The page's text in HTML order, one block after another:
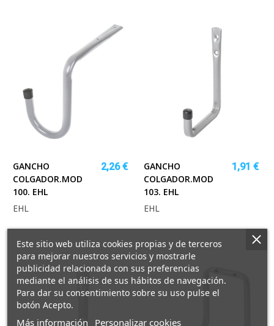
GANCHO
COLGADOR.MOD
100. EHL
2,26 €
EHL
GANCHO
COLGADOR.MOD
103. EHL
1,91 €
EHL
Este sitio web utiliza cookies propias y de terceros
para mejorar nuestros servicios y mostrarle
publicidad relacionada con sus preferencias
mediante el análisis de sus hábitos de navegación.
Para dar su consentimiento sobre su uso pulse el
botón Acepto.
Más información
sobre
Personalizar cookies